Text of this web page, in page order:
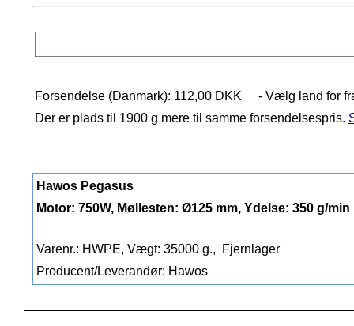
Forsendelse (Danmark): 112,00 DKK
- Vælg land for
Der er plads til 1900 g mere til samme forsendelsespris.
Hawos Pegasus
Motor: 750W, Møllesten: Ø125 mm, Ydelse: 350 g/min
Varenr.: HWPE, Vægt: 35000 g.,
Fjernlager
Producent/Leverandør: Hawos